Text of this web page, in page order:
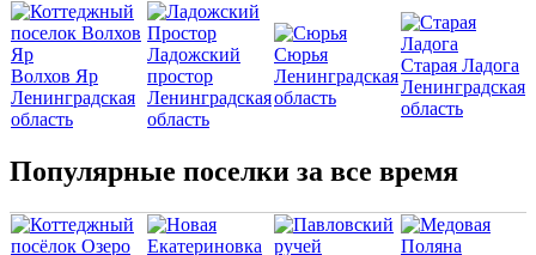
Волхов Яр
Ленинградская
область
Ладожский
простор
Ленинградская
область
Сюрья
Ленинградская
область
Старая Ладога
Ленинградская
область
Популярные поселки за все время